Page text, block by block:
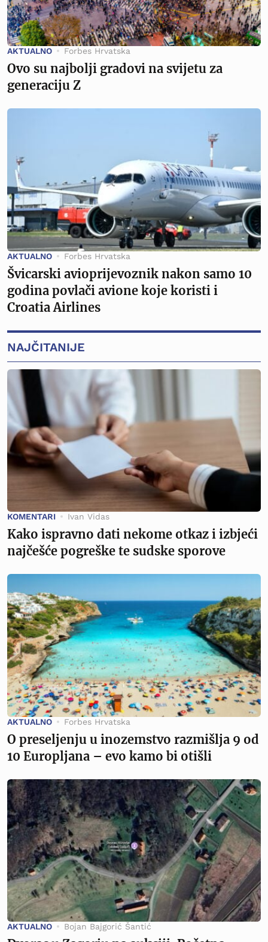
AKTUALNO Forbes Hrvatska
Ovo su najbolji gradovi na svijetu za
generaciju Z
AKTUALNO Forbes Hrvatska
Švicarski avioprijevoznik nakon samo 10
godina povlači avione koje koristi i
Croatia Airlines
NAJČITANIJE
KOMENTARI Ivan Vidas
Kako ispravno dati nekome otkaz i izbjeći
najčešće pogreške te sudske sporove
AKTUALNO Forbes Hrvatska
O preseljenju u inozemstvo razmišlja 9 od
10 Europljana – evo kamo bi otišli
AKTUALNO Bojan Bajgorić Šantić